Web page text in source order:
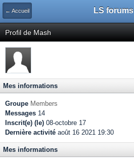
← Accueil LS forums
Profil de Mash
Mes informations
Groupe Members
Messages 14
Inscrit(e) (le) 08-octobre 17
Dernière activité août 16 2021 19:30
Mes informations